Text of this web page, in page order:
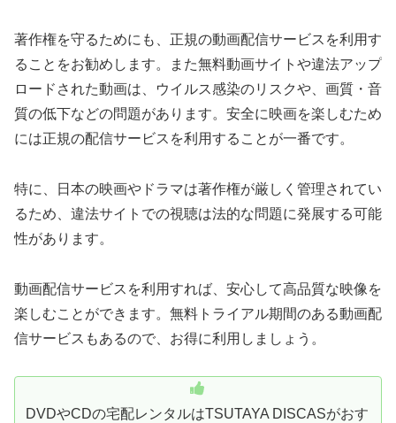
著作権を守るためにも、正規の動画配信サービスを利用す
ることをお勧めします。また無料動画サイトや違法アップ
ロードされた動画は、ウイルス感染のリスクや、画質・音
質の低下などの問題があります。安全に映画を楽しむため
には正規の配信サービスを利用することが一番です。
特に、日本の映画やドラマは著作権が厳しく管理されてい
るため、違法サイトでの視聴は法的な問題に発展する可能
性があります。
動画配信サービスを利用すれば、安心して高品質な映像を
楽しむことができます。無料トライアル期間のある動画配
信サービスもあるので、お得に利用しましょう。
DVDやCDの宅配レンタルはTSUTAYA DISCASがおす